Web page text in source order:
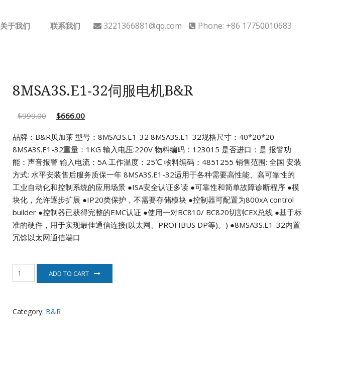
3221366881@qq.com Phone: +86 17750010683
关于我们 联系我们
8MSA3S.E1-32伺服电机B&R
$999.00 $666.00
品牌：B&R贝加莱 型号：8MSA3S.E1-32 8MSA3S.E1-32规格尺寸：40*20*20
8MSA3S.E1-32重量：1KG 输入电压:220V 物料编码：123015 是否进口：是 报警功
能：声音报警 输入电流：5A工作温度：25℃ 物料编码：4851255 销售范围: 全国 安装
方式: 水平安装售后服务质保一年 8MSA3S.E1-32适用于各种需要高性能、高可靠性的
工业自动化和控制系统的应用场景 ●ISA安全认证多读 ●可靠性和简单故障诊断程序 ●模
块化，允许逐步扩展 ●IP20类保护，不需要存储模块 ●控制器可配置为800xA control
builder ●控制器已获得完整的EMC认证 ●使用一对BC810/ BC820切割CEX总线 ●基于标
准的硬件，用于实现最佳通信连接(以太网、PROFIBUS DP等)。) ●8MSA3S.E1-32内置
冗馀以太网通信端口
机
ADD TO CART
Category: B&R